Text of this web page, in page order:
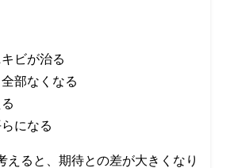
ビが治る
部なくなる
になる
えると、期待との差が大きくなり